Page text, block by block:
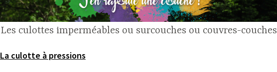
Les culottes imperméables ou surcouches ou couvres-couches
La culotte à pressions